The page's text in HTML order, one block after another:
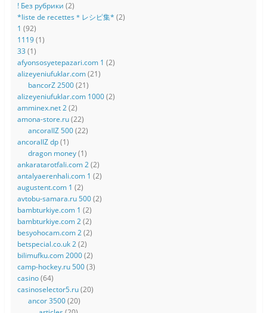
! Без рубрики (2)
*liste de recettes＊レシピ集* (2)
1 (92)
1119(1)
33 (1)
afyonsosyetepazari.com 1 (2)
alizeyeniufuklar.com(21)
bancorZ 2500(21)
alizeyeniufuklar.com 1000(2)
amminex.net 2(2)
amona-store.ru(22)
ancorallZ 500(22)
ancorallZ dp(1)
dragon money(1)
ankaratarotfali.com 2(2)
antalyaerenhali.com 1 (2)
augustent.com 1 (2)
avtobu-samara.ru 500(2)
bambturkiye.com 1 (2)
bambturkiye.com 2(2)
besyohocam.com 2(2)
betspecial.co.uk 2(2)
bilimufku.com 2000(2)
camp-hockey.ru 500(3)
casino(64)
casinoselector5.ru(20)
ancor 3500(20)